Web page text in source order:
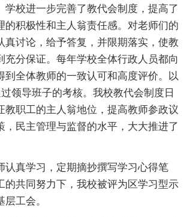
学校进一步完善了教代会制度，提高了
的积极性和主人翁责任感。对老师们的
真讨论，给予答复，并限期落实，使教
充分保证。每年学校全体行政人员都向
到全体教师的一致认可和高度评价。以
领导班子的考核。我校教代会制度日
教职工的主人翁地位，提高教师参政议
，民主管理与监督的水平，大大推进了
认真学习，定期摘抄撰写学习心得笔
的共同努力下，我校被评为区学习型示
工会。